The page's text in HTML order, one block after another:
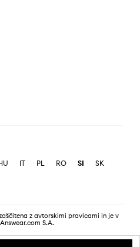
IT PL RO SI
SK
z avtorskimi pravicami in je v
S.A.